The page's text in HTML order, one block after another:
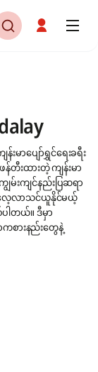
းမာပျော်ရွှင်ရေးခရီး
းထားတဲ့ ကျန်းမာ
းကျင်နည်းပြဆရာ
လေ့လာသင်ယူနိုင်မယ့်
တယ်။ ဒီမှာ
စားနည်းတွေနဲ့